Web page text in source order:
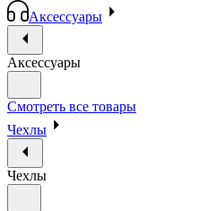
Аксессуары
Аксессуары
Смотреть все товары
Чехлы
Чехлы